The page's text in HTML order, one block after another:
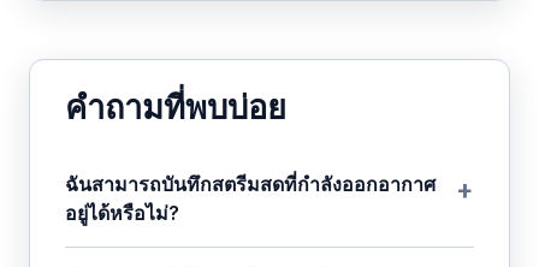
คำถามที่พบบ่อย
ฉันสามารถบันทึกสตรีมสดที่กำลังออกอากาศ
อยู่ได้หรือไม่?